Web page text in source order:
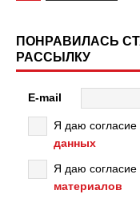
ПОНРАВИЛАСЬ
РАССЫЛКУ
E-mail
Я даю согласие
данных
Я даю согласие
материалов